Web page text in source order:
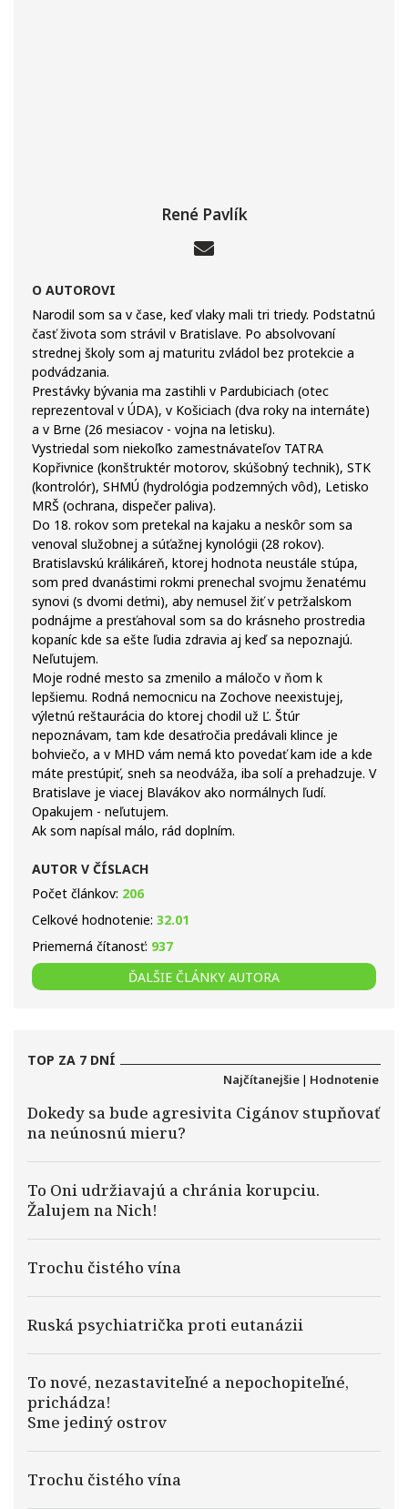
René Pavlík
O AUTOROVI
Narodil som sa v čase, keď vlaky mali tri triedy. Podstatnú
časť života som strávil v Bratislave. Po absolvovaní
strednej školy som aj maturitu zvládol bez protekcie a
podvádzania.
Prestávky bývania ma zastihli v Pardubiciach (otec
reprezentoval v ÚDA), v Košiciach (dva roky na internáte)
a v Brne (26 mesiacov - vojna na letisku).
Vystriedal som niekoľko zamestnávateľov TATRA
Kopřivnice (konštruktér motorov, skúšobný technik), STK
(kontrolór), SHMÚ (hydrológia podzemných vôd), Letisko
MRŠ (ochrana, dispečer paliva).
Do 18. rokov som pretekal na kajaku a neskôr som sa
venoval služobnej a súťažnej kynológii (28 rokov).
Bratislavskú králikáreň, ktorej hodnota neustále stúpa,
som pred dvanástimi rokmi prenechal svojmu ženatému
synovi (s dvomi deťmi), aby nemusel žiť v petržalskom
podnájme a presťahoval som sa do krásneho prostredia
kopaníc kde sa ešte ľudia zdravia aj keď sa nepoznajú.
Neľutujem.
Moje rodné mesto sa zmenilo a máločo v ňom k
lepšiemu. Rodná nemocnicu na Zochove neexistujej,
výletnú reštaurácia do ktorej chodil už Ľ. Štúr
nepoznávam, tam kde desaťročia predávali klince je
bohviečo, a v MHD vám nemá kto povedať kam ide a kde
máte prestúpiť, sneh sa neodváža, iba solí a prehadzuje. V
Bratislave je viacej Blavákov ako normálnych ľudí.
Opakujem - neľutujem.
Ak som napísal málo, rád doplním.
AUTOR V ČÍSLACH
Počet článkov: 206
Celkové hodnotenie: 32.01
Priemerná čítanosť: 937
ĎALŠIE ČLÁNKY AUTORA
TOP ZA 7 DNÍ
Najčítanejšie | Hodnotenie
Dokedy sa bude agresivita Cigánov stupňovať
na neúnosnú mieru?
To Oni udržiavajú a chránia korupciu.
Žalujem na Nich!
Trochu čistého vína
Ruská psychiatrička proti eutanázii
To nové, nezastaviteľné a nepochopiteľné,
prichádza!
Sme jediný ostrov
Trochu čistého vína